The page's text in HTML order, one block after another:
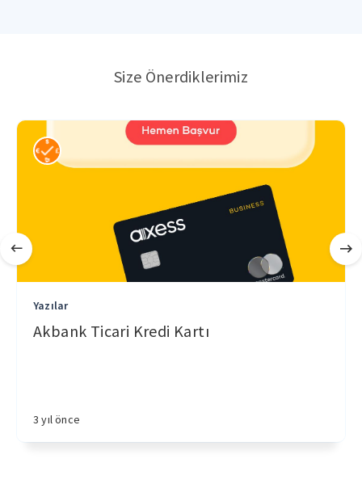
Size Önerdiklerimiz
Yazılar
Akbank Ticari Kredi Kartı
3 yıl önce